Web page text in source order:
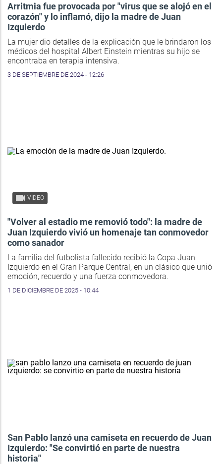
Arritmia fue provocada por "virus que se alojó en el
corazón" y lo inflamó, dijo la madre de Juan
Izquierdo
La mujer dio detalles de la explicación que le brindaron los
médicos del hospital Albert Einstein mientras su hijo se
encontraba en terapia intensiva.
3 DE SEPTIEMBRE DE 2024 - 12:26
VIDEO
"Volver al estadio me removió todo": la madre de
Juan Izquierdo vivió un homenaje tan conmovedor
como sanador
La familia del futbolista fallecido recibió la Copa Juan
Izquierdo en el Gran Parque Central, en un clásico que unió
emoción, recuerdo y una fuerza conmovedora.
1 DE DICIEMBRE DE 2025 - 10:44
San Pablo lanzó una camiseta en recuerdo de Juan
Izquierdo: "Se convirtió en parte de nuestra
historia"